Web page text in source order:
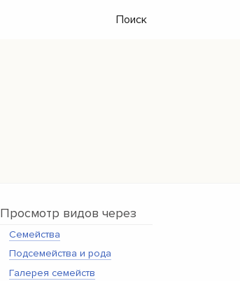
Поиск
Просмотр видов через
Семейства
Подсемейства и рода
Галерея семейств